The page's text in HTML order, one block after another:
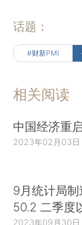
话题：
#财新PMI
相关阅读
中国经济重
2023年02月03日
9月统计局
50.2 二季度
2023年09月30日